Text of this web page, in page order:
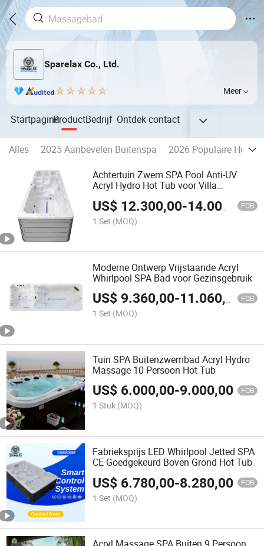
Sparelax Co., Ltd.
Meer
StartpaginaProductBedrijf Ontdekcontact
Alles 2025 Aanbevelen Buitenspa
2026 Populaire Hot
Achtertuin Zwem SPA Pool Anti-UV
Acryl Hydro Hot Tub voor Villa
US$ 12.300,00-14.000,00 FOB
1 Set (MOQ)
Moderne Ontwerp Vrijstaande Acryl
Whirlpool SPA Bad voor Gezinsgebruik
US$ 9.360,00-11.060,00 FOB
1 Set (MOQ)
Tuin SPA Buitenzwembad Acryl Hydro
Massage 10 Persoon Hot Tub
US$ 6.000,00-9.000,00 FOB
1 Stuk (MOQ)
Fabrieksprijs LED Whirlpool Jetted SPA
CE Goedgekeurd Boven Grond Hot Tub
US$ 6.780,00-8.280,00 FOB
1 Set (MOQ)